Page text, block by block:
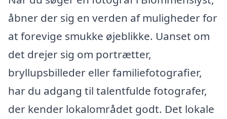
åbner der sig en verden af muligheder for
at forevige smukke øjeblikke. Uanset om
det drejer sig om portrætter,
bryllupsbilleder eller familiefotografier,
har du adgang til talentfulde fotografer,
der kender lokalområdet godt. Det lokale